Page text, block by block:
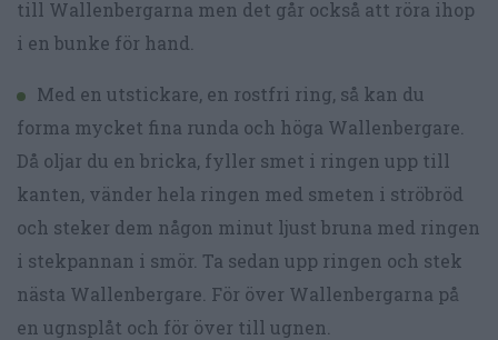
till Wallenbergarna men det går också att röra ihop
i en bunke för hand.
Med en utstickare, en rostfri ring, så kan du
forma mycket fina runda och höga Wallenbergare.
Då oljar du en bricka, fyller smet i ringen upp till
kanten, vänder hela ringen med smeten i ströbröd
och steker dem någon minut ljust bruna med ringen
i stekpannan i smör. Ta sedan upp ringen och stek
nästa Wallenbergare. För över Wallenbergarna på
en ugnsplåt och för över till ugnen.